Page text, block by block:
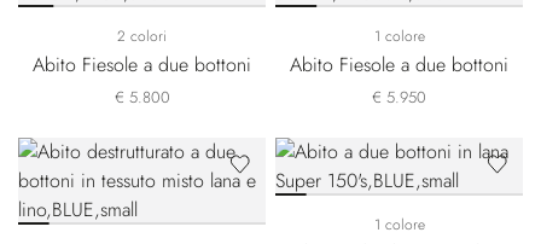
2 colori
Abito Fiesole a due bottoni
€ 5.800
1 colore
Abito Fiesole a due bottoni
€ 5.950
1 colore